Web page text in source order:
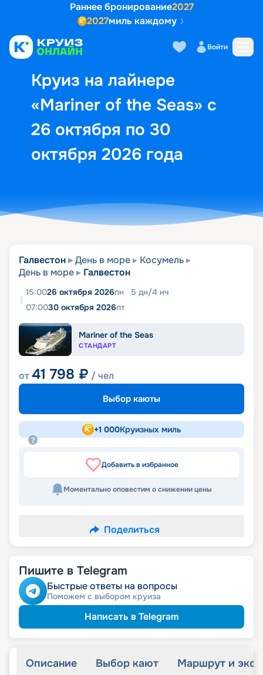
Раннее бронирование2027
2027миль каждому
Войти
Круиз на лайнере
«Mariner of the Seas» с
26 октября по 30
октября 2026 года
Выбор кают Маршрут и
Галвестон День в море
Косумель
День в море
Галвестон
15:0026 октября 2026пн 5 дн/4 нч
07:0030 октября 2026пт
Mariner of the Seas
СТАНДАРТ
от41 798 ₽ / чел
Выбор каюты
+1 000Круизных миль
Добавить в избранное
Моментально оповестим о снижении цены
Поделиться
Пишите в Telegram
Быстрые ответы на вопросы
Поможем с выбором круиза
Написать в Telegram
Описание Выбор кают Маршрут и